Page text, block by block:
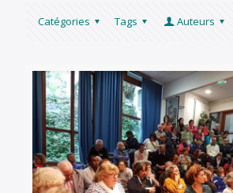
Catégories Tags Auteurs